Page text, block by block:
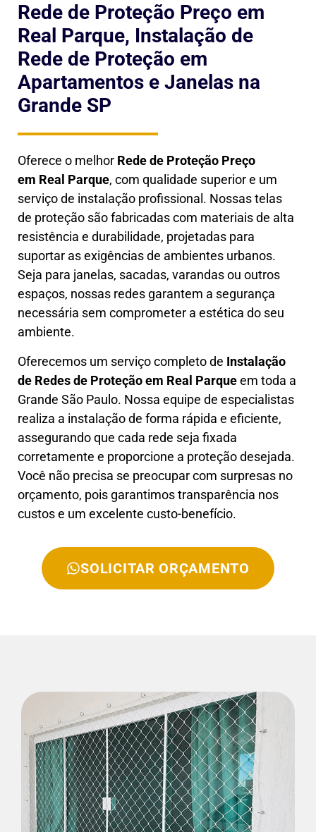
Rede de Proteção Preço em
Real Parque, Instalação de
Rede de Proteção em
Apartamentos e Janelas na
Grande SP
Oferece o melhor Rede de Proteção Preço
em Real Parque, com qualidade superior e um
serviço de instalação profissional. Nossas telas
de proteção são fabricadas com materiais de alta
resistência e durabilidade, projetadas para
suportar as exigências de ambientes urbanos.
Seja para janelas, sacadas, varandas ou outros
espaços, nossas redes garantem a segurança
necessária sem comprometer a estética do seu
ambiente.
Oferecemos um serviço completo de Instalação
de Redes de Proteção em Real Parqueem toda a
Grande São Paulo. Nossa equipe de especialistas
realiza a instalação de forma rápida e eficiente,
assegurando que cada rede seja fixada
corretamente e proporcione a proteção desejada.
Você não precisa se preocupar com surpresas no
orçamento, pois garantimos transparência nos
custos e um excelente custo-benefício.
SOLICITAR ORÇAMENTO